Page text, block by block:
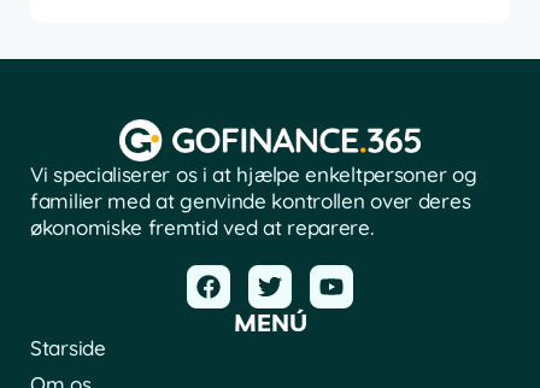
Vi specialiserer os i at hjælpe enkeltpersoner og
familier med at genvinde kontrollen over deres
økonomiske fremtid ved at reparere.
MENÚ
Starside